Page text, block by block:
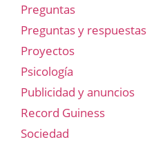
Preguntas
Preguntas y respuestas
Proyectos
Psicología
Publicidad y anuncios
Record Guiness
Sociedad